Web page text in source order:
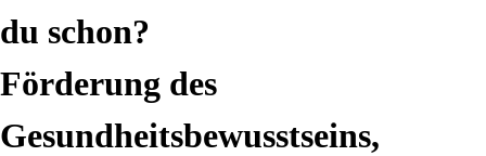
du schon?
Förderung des
Gesundheitsbewusstseins,